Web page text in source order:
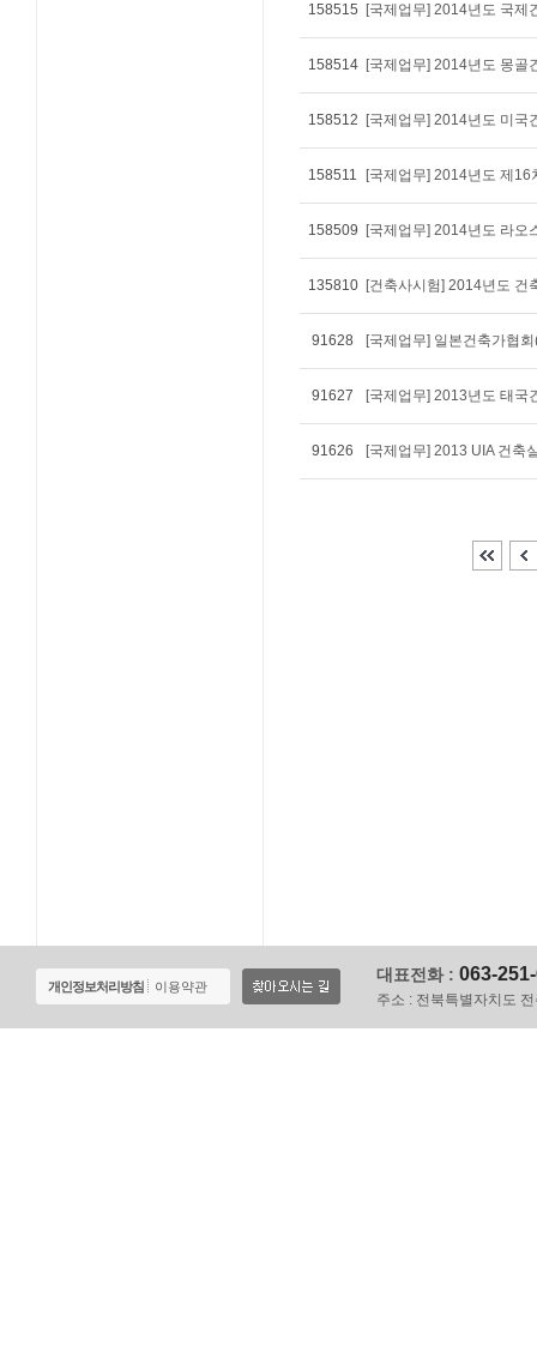
158515
158514 [국제업무] 2014년도 몽골
158512 [국제업무] 2014년도 미국
158511
158509 [국제업무] 2014년도 라오
135810 [건축사시험] 2014년도 건
91628 [국제업무] 일본건축가협
91627 [국제업무] 2013년도 태국
91626 [국제업무] 2013 UIA 건축
개인정보처리방침 이용약관
대표전화 : 063-
주소 : 전북특별자치도